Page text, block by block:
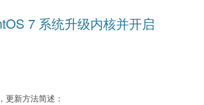
7 系统升级内核并开启
新方法简述：